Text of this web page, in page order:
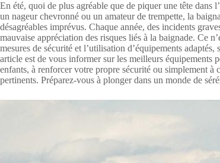
En été, quoi de plus agréable que de piquer une tête dans
un nageur chevronné ou un amateur de trempette, la
désagréables imprévus. Chaque année, des incidents
mauvaise appréciation des risques liés à la baignade. Ce
mesures de sécurité et l’utilisation d’équipements
article est de vous informer sur les meilleurs équipements
enfants, à renforcer votre propre sécurité ou simplement
pertinents. Préparez-vous à plonger dans un monde de